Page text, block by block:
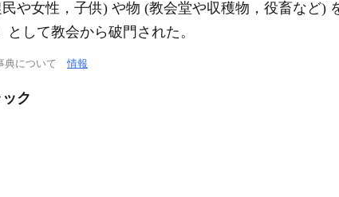
や女性，子供) や物 (教会堂や収穫物，役畜など)
して教会から破門された。
典について情報
ク